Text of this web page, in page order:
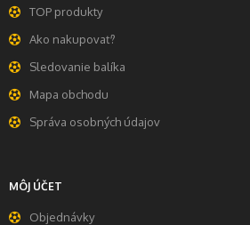
TOP produkty
Ako nakupovať?
Sledovanie balíka
Mapa obchodu
Správa osobných údajov
MÔJ ÚČET
Objednávky